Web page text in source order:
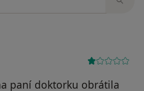
paní doktorku obrátila